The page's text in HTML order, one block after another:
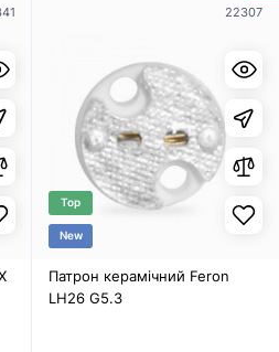
22307
Top
New
Патрон керамічний Feron
LH26 G5.3